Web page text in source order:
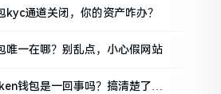
通道关闭，你的资产咋办？
唯一在哪？别乱点，小心假网站
钱包是一回事吗？搞清楚了再